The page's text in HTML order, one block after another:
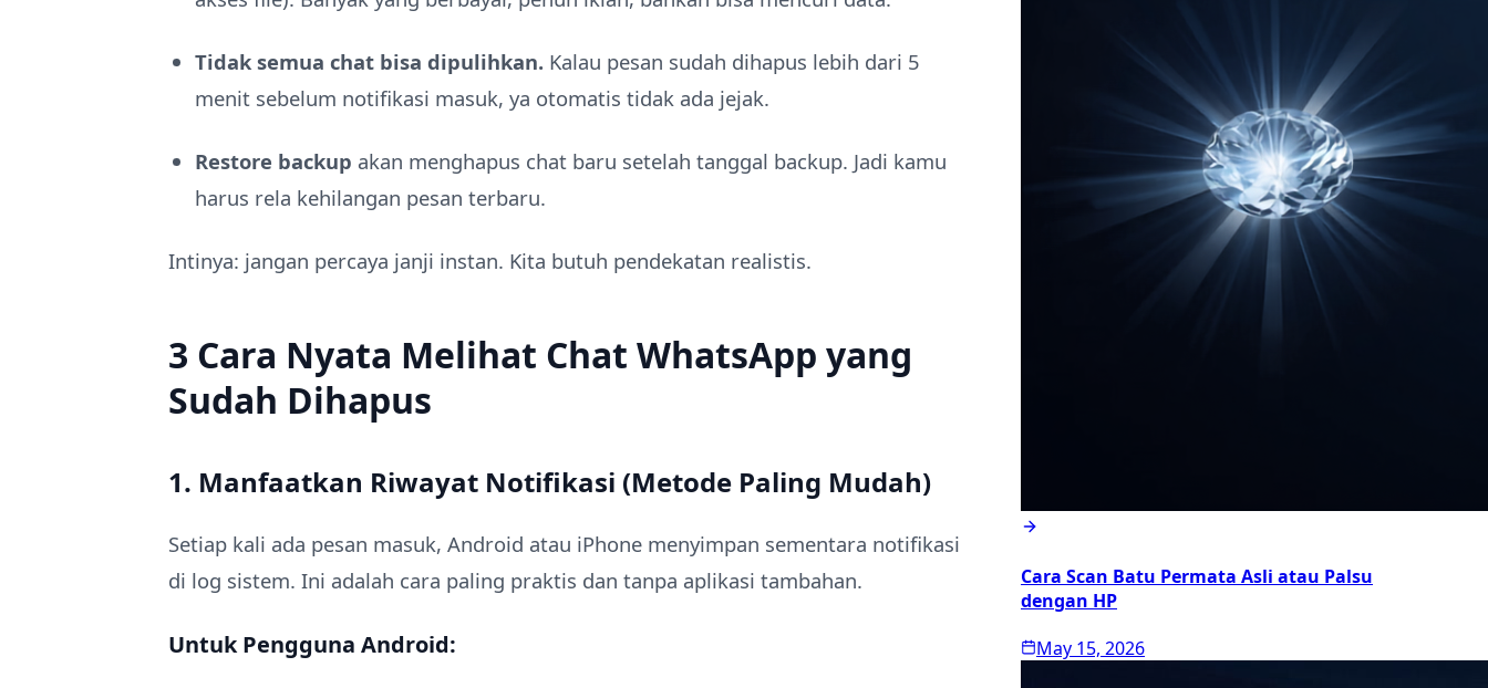
Tidak semua chat bisa dipulihkan. Kalau pesan sudah dihapus lebih dari 5
menit sebelum notifikasi masuk, ya otomatis tidak ada jejak.
Restore backup akan menghapus chat baru setelah tanggal backup. Jadi kamu
harus rela kehilangan pesan terbaru.
Intinya: jangan percaya janji instan. Kita butuh pendekatan realistis.
3 Cara Nyata Melihat Chat WhatsApp yang
Sudah Dihapus
1. Manfaatkan Riwayat Notifikasi (Metode Paling Mudah)
Setiap kali ada pesan masuk, Android atau iPhone menyimpan sementara notifikasi
di log sistem. Ini adalah cara paling praktis dan tanpa aplikasi tambahan.
Untuk Pengguna Android:
Cara Scan Batu Permata Asli atau Palsu
dengan HP
May 15, 2026